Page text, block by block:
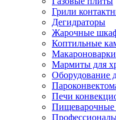
Грили
Дегидраторы
Жарочные
Коптильные
Макароноварки
Мармиты для
Оборудование
Печи
Пищеварочные